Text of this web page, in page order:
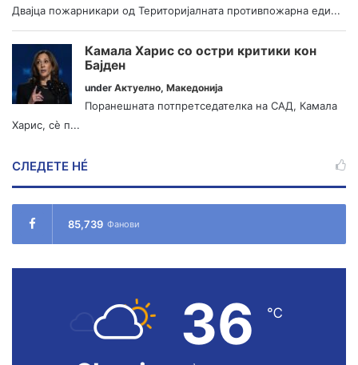
Двајца пожарникари од Територијалната противпожарна еди...
Камала Харис со остри критики кон
Бајден
under Актуелно, Македонија
Поранешната потпретседателка на САД, Камала
Харис, сè п...
СЛЕДЕТЕ НÉ
85,739 Фанови
36 ℃